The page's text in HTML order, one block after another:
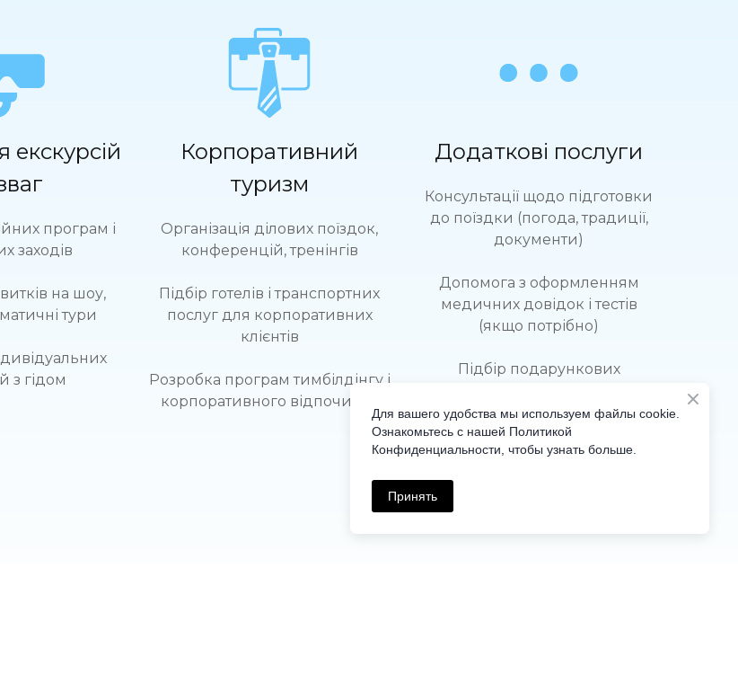
екскурсій
програм і
заходів
на шоу,
тури
з гідом
Корпоративний
туризм
Організація ділових поїздок,
конференцій, тренінгів
Підбір готелів і транспортних
послуг для корпоративних
клієнтів
Розробка програм тимбілдінгу і
корпоративного відпочинку
Додаткові послуги
Консультації щодо підготовки
до поїздки (погода, традиції,
документи)
Допомога з оформленням
медичних довідок і тестів
(якщо потрібно)
Підбір подарункових
Для вашего удобства мы используем файлы cookie.
Ознакомьтесь с нашей Политикой
Конфиденциальности, чтобы узнать больше.
Принять